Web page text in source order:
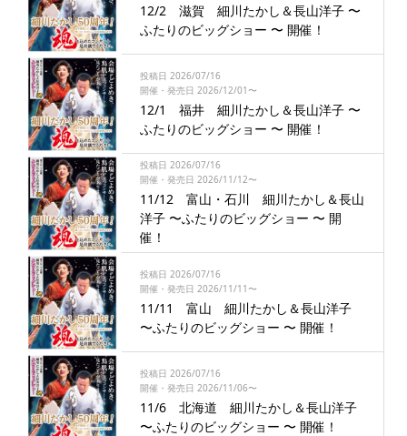
12/2 滋賀 細川たかし＆長山洋子 〜
ふたりのビッグショー 〜 開催！
投稿日 2026/07/16
開催・発売日 2026/12/01〜
12/1 福井 細川たかし＆長山洋子 〜
ふたりのビッグショー 〜 開催！
投稿日 2026/07/16
開催・発売日 2026/11/12〜
11/12 富山・石川 細川たかし＆長山
洋子 〜ふたりのビッグショー 〜 開
催！
投稿日 2026/07/16
開催・発売日 2026/11/11〜
11/11 富山 細川たかし＆長山洋子
〜ふたりのビッグショー 〜 開催！
投稿日 2026/07/16
開催・発売日 2026/11/06〜
11/6 北海道 細川たかし＆長山洋子
〜ふたりのビッグショー 〜 開催！